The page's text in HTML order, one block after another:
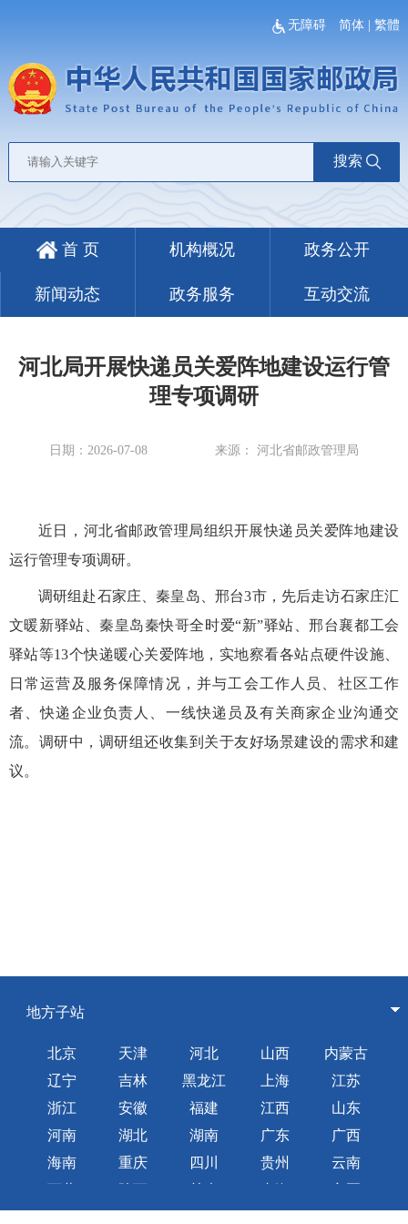
无障碍 简体 |繁體
搜索
首 页 机构概况 政务公开
新闻动态 政务服务 互动交流
河北局开展快递员关爱阵地建设运行管
理专项调研
日期：2026-07-08 来源： 河北省邮政管理局
近日，河北省邮政管理局组织开展快递员关爱阵地建设
运行管理专项调研。
调研组赴石家庄、秦皇岛、邢台3市，先后走访石家庄汇
文暖新驿站、秦皇岛秦快哥全时爱“新”驿站、邢台襄都工会
驿站等13个快递暖心关爱阵地，实地察看各站点硬件设施、
日常运营及服务保障情况，并与工会工作人员、社区工作
者、快递企业负责人、一线快递员及有关商家企业沟通交
流。调研中，调研组还收集到关于友好场景建设的需求和建
议。
地方子站
北京 天津 河北 山西
内蒙古
辽宁
吉林 黑龙江 上海
江苏
浙江
安徽 福建 江西
山东
河南
湖北 湖南 广东
广西
海南
重庆 四川 贵州
云南